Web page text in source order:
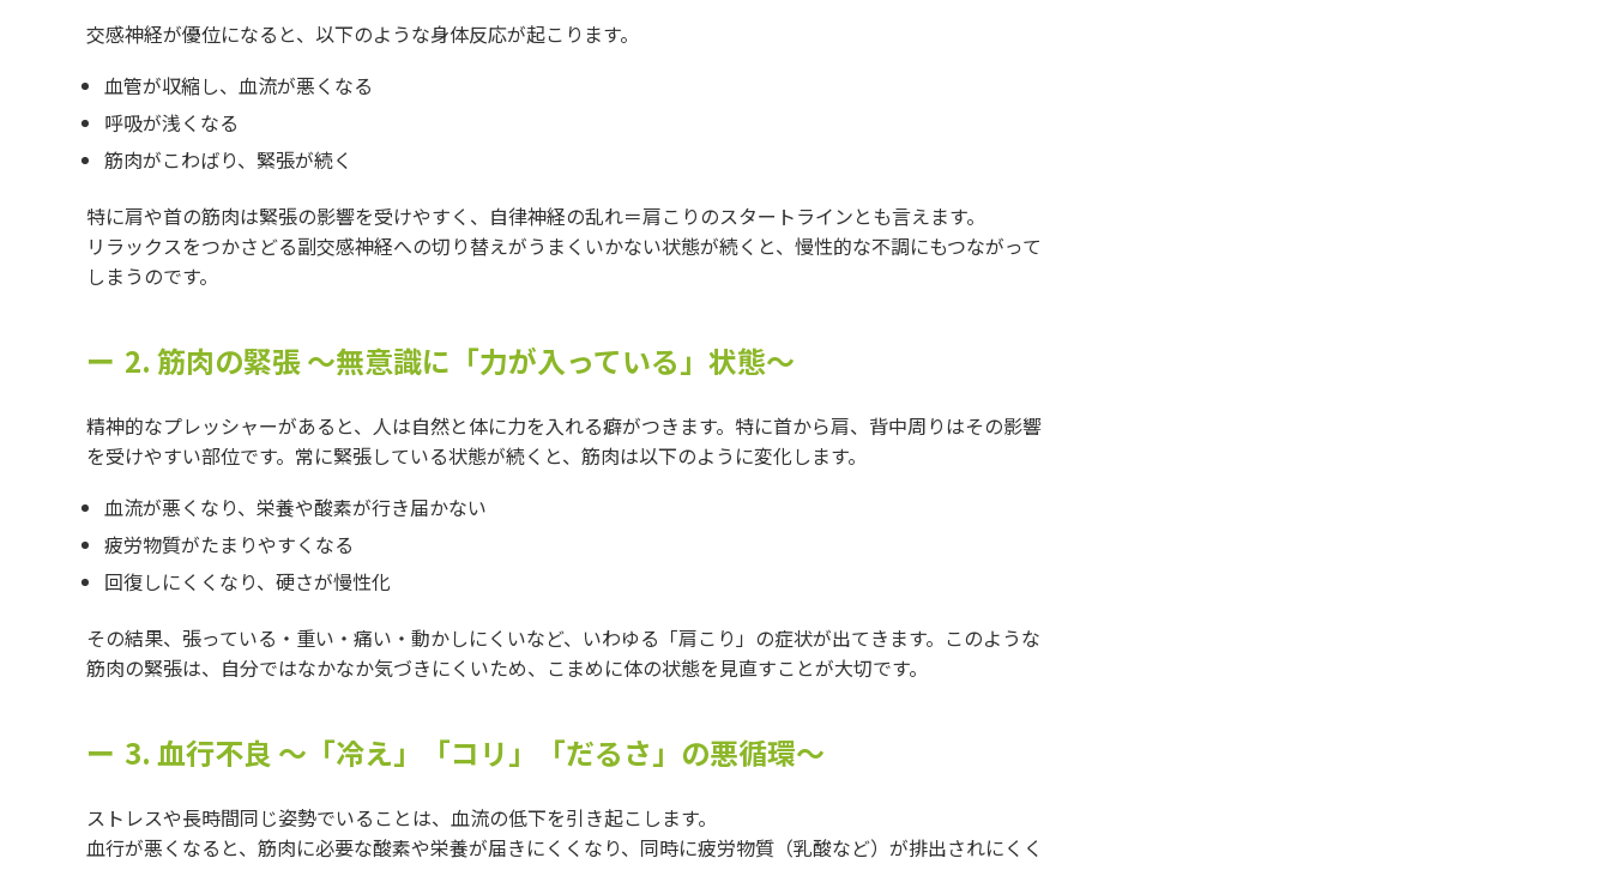
交感神経が優位になると、以下のような身体反応が起こります。
血管が収縮し、血流が悪くなる
呼吸が浅くなる
筋肉がこわばり、緊張が続く
特に肩や首の筋肉は緊張の影響を受けやすく、自律神経の乱れ＝肩こりのスタートラインとも言えます。
リラックスをつかさどる副交感神経への切り替えがうまくいかない状態が続くと、慢性的な不調にもつながって
しまうのです。
2. 筋肉の緊張 〜無意識に「力が入っている」状態〜
精神的なプレッシャーがあると、人は自然と体に力を入れる癖がつきます。特に首から肩、背中周りはその影響
を受けやすい部位です。常に緊張している状態が続くと、筋肉は以下のように変化します。
血流が悪くなり、栄養や酸素が行き届かない
疲労物質がたまりやすくなる
回復しにくくなり、硬さが慢性化
その結果、張っている・重い・痛い・動かしにくいなど、いわゆる「肩こり」の症状が出てきます。このような
筋肉の緊張は、自分ではなかなか気づきにくいため、こまめに体の状態を見直すことが大切です。
3. 血行不良 〜「冷え」「コリ」「だるさ」の悪循環〜
ストレスや長時間同じ姿勢でいることは、血流の低下を引き起こします。
血行が悪くなると、筋肉に必要な酸素や栄養が届きにくくなり、同時に疲労物質（乳酸など）が排出されにくく